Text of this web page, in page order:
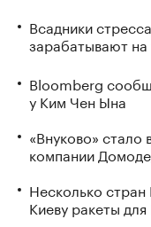
Всадники
зарабатывают
Bloomberg
у Ким Чен Ына
«Внуково»
компании
Несколько стран
Киеву ракеты